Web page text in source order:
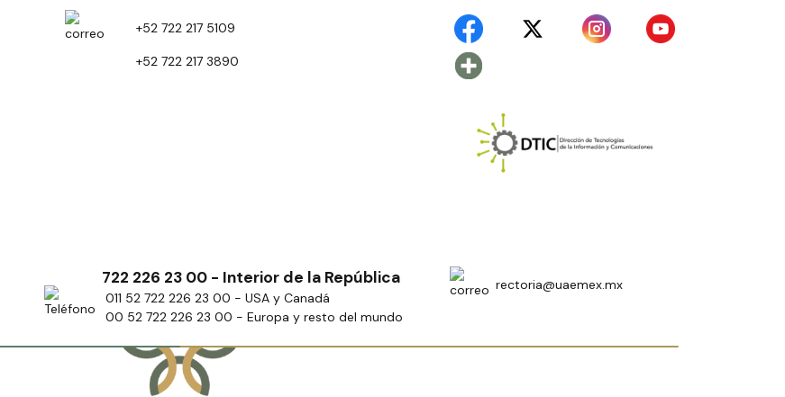
+52 722 217 5109
+52 722 217 3890
722 226 23 00 - Interior de la República
011 52 722 226 23 00 - USA y Canadá
00 52 722 226 23 00 - Europa y resto del mundo
rectoria@uaemex.mx